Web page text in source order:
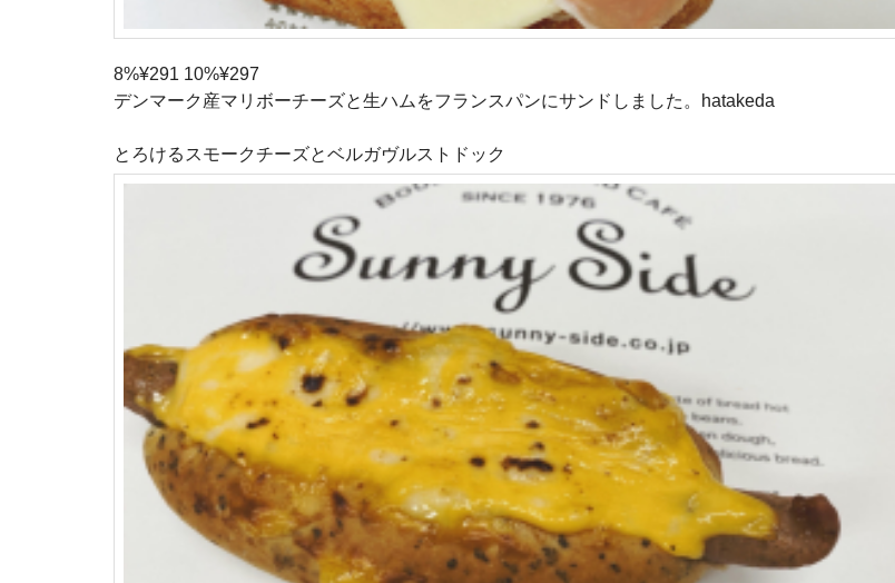
8%¥291 10%¥297
デンマーク産マリボーチーズと生ハムをフランスパンにサンドしました。hatakeda
とろけるスモークチーズとベルガヴルストドック